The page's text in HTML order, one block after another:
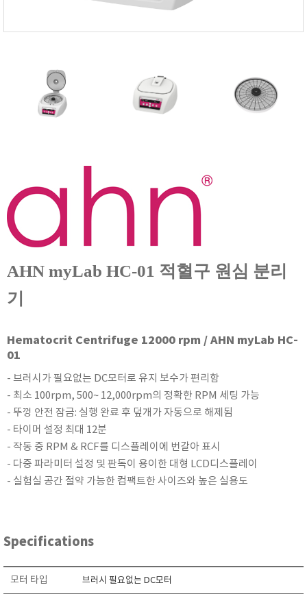
GREISINGER
HEIDON
INFICON
INSMARK
IRROMETER
JFE Advantech
KASUGA
KYORITSU
MEIJI TECHNO
Milwaukee Instruments
MITSUBOSHI
NEW COSMOS
OCEANUS
OKANO WORKS
PESOLA
RION
AHN myLab HC-01 적혈구 원심 분리
기
Hematocrit Centrifuge 12000 rpm / AHN myLab HC-
01
- 브러시가 필요없는 DC모터로 유지 보수가 편리함
- 최소 100rpm, 500~ 12,000rpm의 정확한 RPM 세팅 가능
- 뚜껑 안전 잠금: 실행 완료 후 덮개가 자동으로 해제됨
- 타이머 설정 최대 12분
- 작동 중 RPM & RCF를 디스플레이에 번갈아 표시
- 다중 파라미터 설정 및 판독이 용이한 대형 LCD디스플레이
- 실험실 공간 절약 가능한 컴팩트한 사이즈와 높은 실용도
Specifications
모터 타입 브러시 필요없는 DC모터